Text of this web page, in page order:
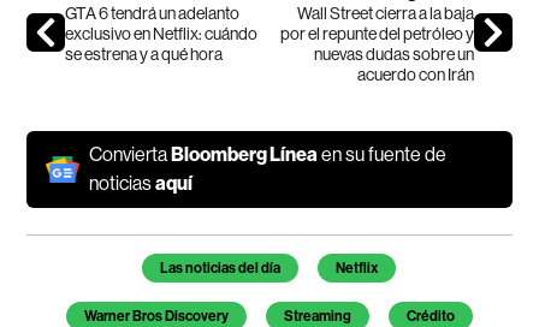
GTA 6 tendrá un adelanto
exclusivo en Netflix: cuándo
se estrena y a qué hora
Wall Street cierra a la baja
por el repunte del petróleo y
nuevas dudas sobre un
acuerdo con Irán
ConviertaBloomberg Líneaen su fuente de
noticiasaquí
Temas de este artículo
Las noticias del día Netflix
Warner Bros Discovery Streaming Crédito